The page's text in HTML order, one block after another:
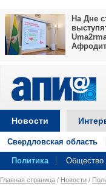
На Дне
Новости
Свердловская область
Политика Общество
Главная страница / Новости /